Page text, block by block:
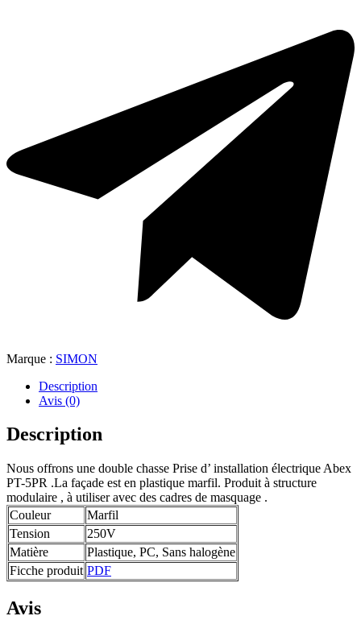
Marque : SIMON
Description
Avis (0)
Description
Nous offrons une double chasse Prise d’ installation électrique Abex
PT-5PR .La façade est en plastique marfil. Produit à structure
modulaire , à utiliser avec des cadres de masquage .
Couleur
Marfil
Tension
250V
Matière
Plastique, PC, Sans halogène
Ficche produit PDF
Avis